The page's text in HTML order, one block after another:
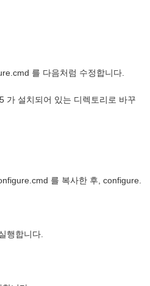
를 다음처럼 수정합니다.
설치되어 있는 디렉토리로 바꾸
를 복사한 후, configure.
행합니다.